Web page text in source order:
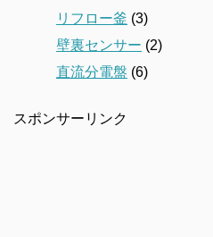
リフロー釜 (3)
壁裏センサー (2)
直流分電盤 (6)
スポンサーリンク